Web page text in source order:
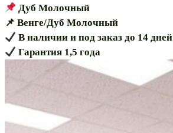
Дуб Молочный
📌 Венге/Дуб Молочный
В наличии и под заказ до 14 дней
Гарантия 1,5 года